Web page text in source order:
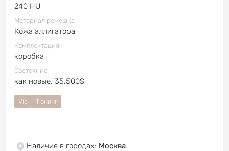
240 HU
Материал ремешка
Кожа аллигатора
Комплектация
коробка
Состояние
как новые, 35.500$
Vip Тюнинг
Наличие в городах: Москва